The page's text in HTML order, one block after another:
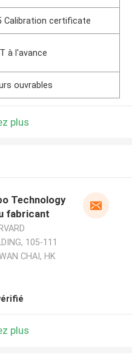
Calibration certificate
à l'avance
ouvrables
plus
Technology
fabricant
105-111
CHAI, HK
plus